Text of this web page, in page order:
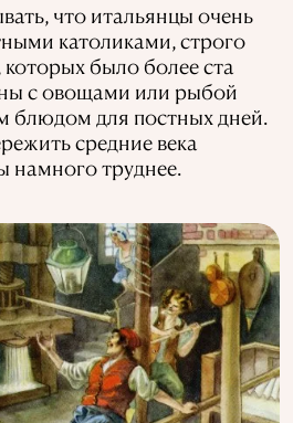
что итальянцы очень
католиками, строго
было более ста
с овощами или рыбой
блюдом для постных дней.
средние века
намного труднее.